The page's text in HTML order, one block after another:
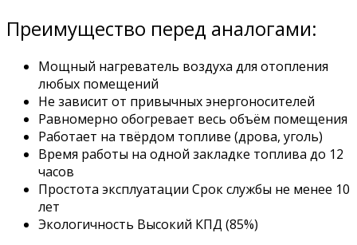
Преимущество перед аналогами:
Мощный нагреватель воздуха для отопления
любых помещений
Не зависит от привычных энергоносителей
Равномерно обогревает весь объём помещения
Работает на твёрдом топливе (дрова, уголь)
Время работы на одной закладке топлива до 12
часов
Простота эксплуатации Срок службы не менее 10
лет
Экологичность Высокий КПД (85%)